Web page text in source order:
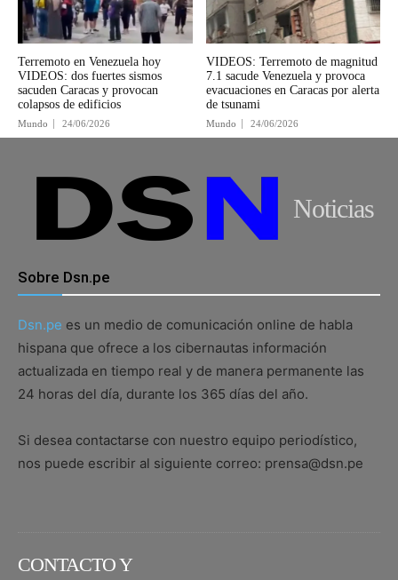
Terremoto en Venezuela hoy
VIDEOS: dos fuertes sismos
sacuden Caracas y provocan
colapsos de edificios
Mundo 24/06/2026
VIDEOS: Terremoto de magnitud
7.1 sacude Venezuela y provoca
evacuaciones en Caracas por alerta
de tsunami
Mundo 24/06/2026
Noticias
Sobre Dsn.pe
Dsn.pe es un medio de comunicación online de habla
hispana que ofrece a los cibernautas información
actualizada en tiempo real y de manera permanente las
24 horas del día, durante los 365 días del año.
Si desea contactarse con nuestro equipo periodístico,
nos puede escribir al siguiente correo: prensa@dsn.pe
CONTACTO Y